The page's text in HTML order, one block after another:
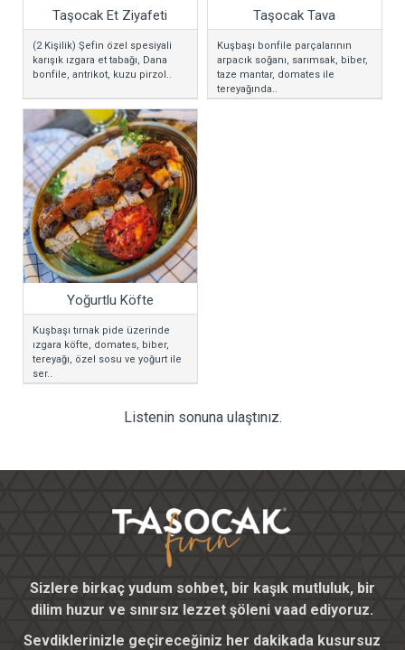
Taşocak Et Ziyafeti
(2 Kişilik) Şefin özel spesiyali
karışık ızgara et tabağı, Dana
bonfile, antrikot, kuzu pirzol..
Taşocak Tava
Kuşbaşı bonfile parçalarının
arpacık soğanı, sarımsak, biber,
taze mantar, domates ile
tereyağında..
Yoğurtlu Köfte
Kuşbaşı tırnak pide üzerinde
ızgara köfte, domates, biber,
tereyağı, özel sosu ve yoğurt ile
ser..
Listenin sonuna ulaştınız.
Sizlere birkaç yudum sohbet, bir kaşık mutluluk, bir
dilim huzur ve sınırsız lezzet şöleni vaad ediyoruz.
Sevdiklerinizle geçireceğiniz her dakikada kusursuz